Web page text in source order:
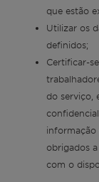
que estão
Utilizar os
definidos;
Certificar-
do serviço,
informação
obrigados
com o